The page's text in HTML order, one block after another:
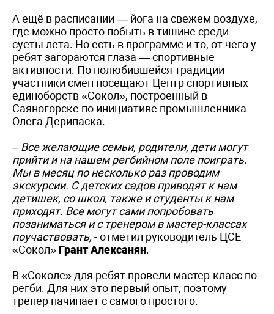
А ещё в расписании — йога на свежем воздухе,
где можно просто побыть в тишине среди
суеты лета. Но есть в программе и то, от чего у
ребят загораются глаза — спортивные
активности. По полюбившейся традиции
участники смен посещают Центр спортивных
единоборств «Сокол», построенный в
Саяногорске по инициативе промышленника
Олега Дерипаска.
– Все желающие семьи, родители, дети могут
прийти и на нашем регбийном поле поиграть.
Мы в месяц по несколько раз проводим
экскурсии. С детских садов приводят к нам
детишек, со школ, также и студенты к нам
приходят. Все могут сами попробовать
позаниматься и с тренером в мастер-классах
поучаствовать, - отметил руководитель ЦСЕ
«Сокол» Грант Алексанян.
В «Соколе» для ребят провели мастер-класс по
регби. Для них это первый опыт, поэтому
тренер начинает с самого простого.